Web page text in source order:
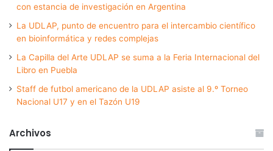
con estancia de investigación en Argentina
La UDLAP, punto de encuentro para el intercambio científico
en bioinformática y redes complejas
La Capilla del Arte UDLAP se suma a la Feria Internacional del
Libro en Puebla
Staff de futbol americano de la UDLAP asiste al 9.º Torneo
Nacional U17 y en el Tazón U19
Archivos